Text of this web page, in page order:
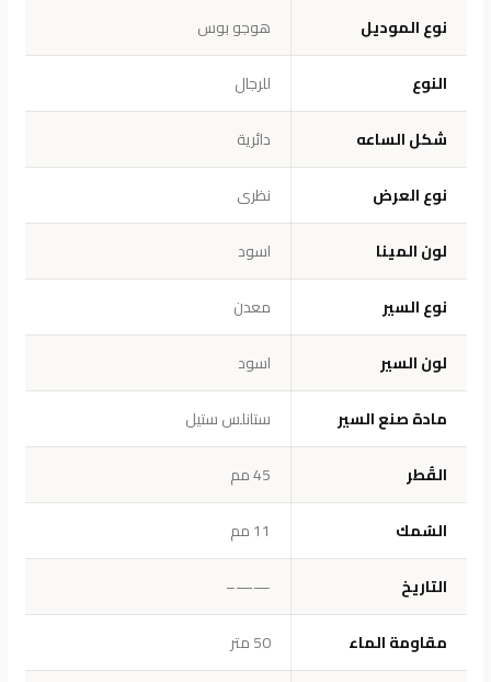
نوع الموديل
هوجو بوس
النوع
للرجال
شكل الساعه
دائرية
نوع العرض
نظرى
لون المينا
اسود
نوع السير
معدن
لون السير
اسود
مادة صنع السير
ستانلس ستيل
القُطر
45 مم
السُمك
11 مم
التاريخ
——–
مقاومة الماء
50 متر